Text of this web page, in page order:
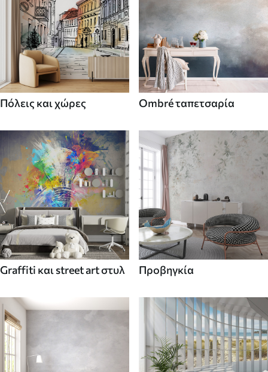
Πόλεις και χώρες Ombré ταπετσαρία
Graffiti και street art στυλ Προβηγκία